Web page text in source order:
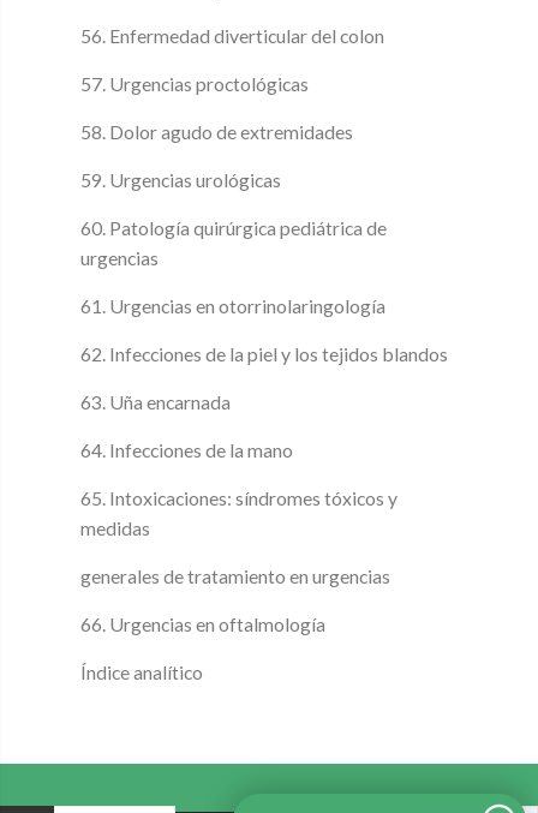
56. Enfermedad diverticular del colon
57. Urgencias proctológicas
58. Dolor agudo de extremidades
59. Urgencias urológicas
60. Patología quirúrgica pediátrica de
urgencias
61. Urgencias en otorrinolaringología
62. Infecciones de la piel y los tejidos blandos
63. Uña encarnada
64. Infecciones de la mano
65. Intoxicaciones: síndromes tóxicos y
medidas
generales de tratamiento en urgencias
66. Urgencias en oftalmología
Índice analítico